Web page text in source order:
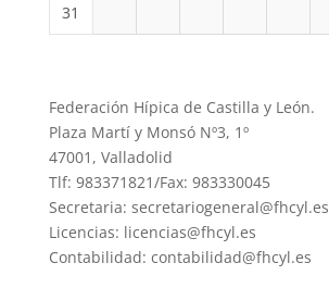
31
Federación Hípica de Castilla y León.
Plaza Martí y Monsó Nº3, 1º
47001, Valladolid
Tlf: 983371821/Fax: 983330045
Secretaria: secretariogeneral@fhcyl.es
Licencias: licencias@fhcyl.es
Contabilidad: contabilidad@fhcyl.es